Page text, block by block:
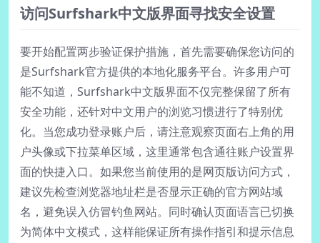
访问Surfshark中文版界面寻找安全设置
要开始配置两步验证保护措施，首先需要确保您访问的
是Surfshark官方提供的本地化服务平台。许多用户可
能不知道，Surfshark中文版界面不仅完整保留了所有
安全功能，还针对中文用户的浏览习惯进行了特别优
化。当您成功登录账户后，请注意观察页面右上角的用
户头像或下拉菜单区域，这里通常包含通往账户设置界
面的快捷入口。如果您当前使用的是网页版访问方式，
建议先检查浏览器地址栏是否显示正确的官方网站域
名，避免误入仿冒钓鱼网站。同时确认页面语言已切换
为简体中文模式，这样能保证所有操作指引和提示信息